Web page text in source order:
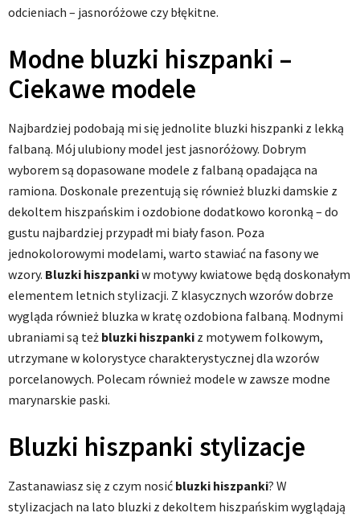
odcieniach – jasnoróżowe czy błękitne.
Modne bluzki hiszpanki –
Ciekawe modele
Najbardziej podobają mi się jednolite bluzki hiszpanki z lekką
falbaną. Mój ulubiony model jest jasnoróżowy. Dobrym
wyborem są dopasowane modele z falbaną opadająca na
ramiona. Doskonale prezentują się również bluzki damskie z
dekoltem hiszpańskim i ozdobione dodatkowo koronką – do
gustu najbardziej przypadł mi biały fason. Poza
jednokolorowymi modelami, warto stawiać na fasony we
wzory. Bluzki hiszpankiw motywy kwiatowe będą doskonałym
elementem letnich stylizacji. Z klasycznych wzorów dobrze
wygląda również bluzka w kratę ozdobiona falbaną. Modnymi
ubraniami są też bluzki hiszpanki z motywem folkowym,
utrzymane w kolorystyce charakterystycznej dla wzorów
porcelanowych. Polecam również modele w zawsze modne
marynarskie paski.
Bluzki hiszpanki stylizacje
Zastanawiasz się z czym nosić bluzki hiszpanki? W
stylizacjach na lato bluzki z dekoltem hiszpańskim wyglądają